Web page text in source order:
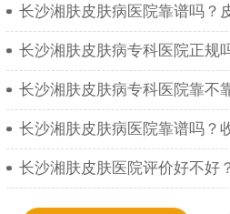
长沙湘肤皮肤病医院靠谱吗？
长沙湘肤皮肤病专科医院正规
长沙湘肤皮肤病专科医院靠不
长沙湘肤皮肤病医院靠谱吗？
长沙湘肤皮肤医院评价好不好